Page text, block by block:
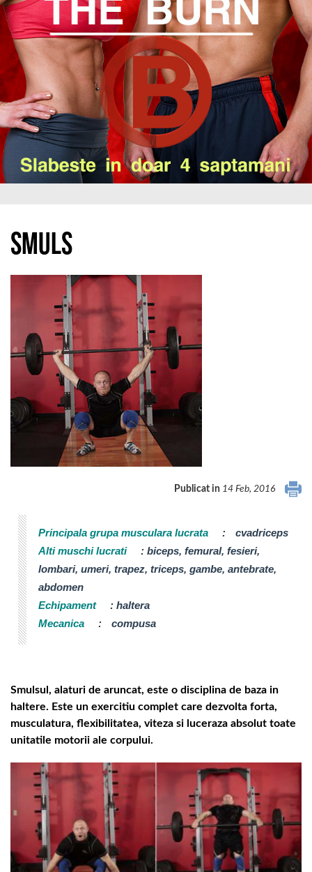
Smuls
Publicat in 14 Feb, 2016
Principala grupa musculara lucrata :
cvadriceps
Alti muschi lucrati
: biceps, femural, fesieri,
lombari, umeri, trapez, triceps, gambe, antebrate,
abdomen
Echipament
: haltera
Mecanica
: compusa
Smulsul, alaturi de aruncat, este o disciplina de baza in
haltere. Este un exercitiu complet care dezvolta forta,
musculatura, flexibilitatea, viteza si luceraza absolut toate
unitatile motorii ale corpului.